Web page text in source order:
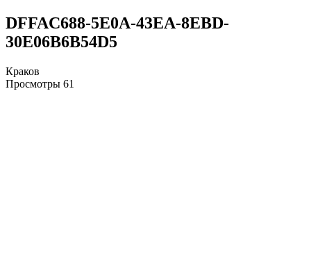
DFFAC688-5E0A-43EA-8EBD-
30E06B6B54D5
Краков
Просмотры 61